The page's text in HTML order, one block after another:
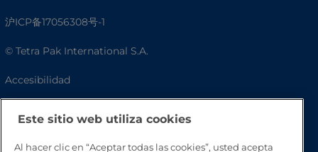
沪ICP备17056308号-1
© Tetra Pak International S.A.
Accesibilidad
Este sitio web utiliza cookies
Al hacer clic en “Aceptar todas las cookies”, usted acepta